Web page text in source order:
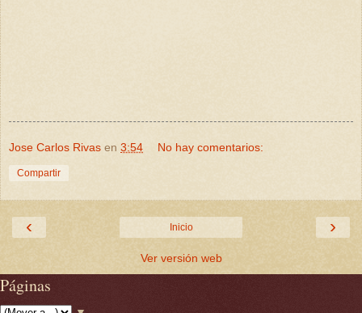
Jose Carlos Rivas en 3:54 No hay comentarios:
Compartir
‹ ›
Inicio
Ver versión web
Páginas